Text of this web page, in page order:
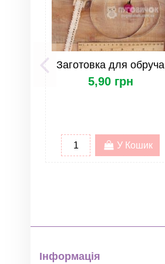
Жорсткість фетру
Фетр/Войлок. Тип
Фетр/Войлок. Розмір
Заготовка для обруча
5,90 грн
У Кошик
Інформація